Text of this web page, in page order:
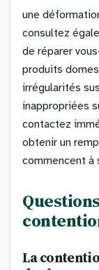
une
consultez
de réparer
produits
irrégularités
inappropriées
contactez
obtenir un
commencent à
La